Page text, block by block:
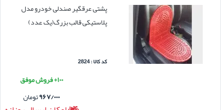
پشتی عرقگیر صندلی خودرو مدل
پلاستیکی قالب بزرگ(یک عدد)
کد کالا : 2824
۱۰۰+ فروش موفق
۹۶۷/۰۰۰تومان